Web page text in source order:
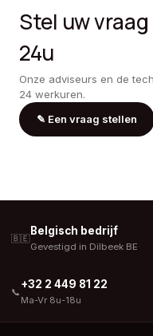
Stel uw
24u
Onze adviseurs en de
24 werkuren.
✎ Een vraag stellen
🇧🇪
Belgisch bedrijf
Gevestigd in Dilbeek BE
📞
+32 2 449 81 22
Ma-Vr 8u-18u